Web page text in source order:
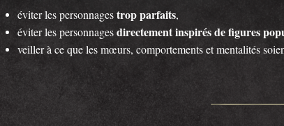
éviter les personnagestrop parfaits,
éviter les personnagesdirectement inspirés de figures
veiller à ce que les mœurs, comportements et mentalités